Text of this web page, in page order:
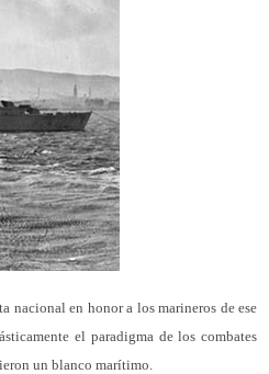
nacional en honor a los marineros de ese
el paradigma de los combates
un blanco marítimo.